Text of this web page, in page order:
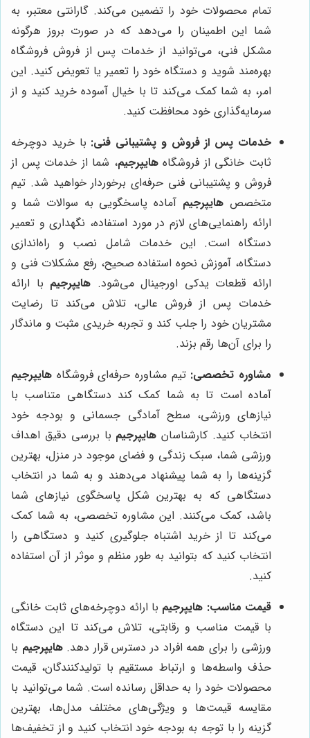
تمام محصولات خود را تضمین می‌کند. گارانتی معتبر، به
شما این اطمینان را می‌دهد که در صورت بروز هرگونه
مشکل فنی، می‌توانید از خدمات پس از فروش فروشگاه
بهره‌مند شوید و دستگاه خود را تعمیر یا تعویض کنید. این
امر، به شما کمک می‌کند تا با خیال آسوده خرید کنید و از
سرمایه‌گذاری خود محافظت کنید.
خدمات پس از فروش و پشتیبانی فنی: با خرید دوچرخه
ثابت خانگی از فروشگاههایپرجیم، شما از خدمات پس از
فروش و پشتیبانی فنی حرفه‌ای برخوردار خواهید شد. تیم
متخصص هایپرجیم آماده پاسخگویی به سوالات شما و
ارائه راهنمایی‌های لازم در مورد استفاده، نگهداری و تعمیر
دستگاه است. این خدمات شامل نصب و راه‌اندازی
دستگاه، آموزش نحوه استفاده صحیح، رفع مشکلات فنی و
ارائه قطعات یدکی اورجینال می‌شود. هایپرجیم با ارائه
خدمات پس از فروش عالی، تلاش می‌کند تا رضایت
مشتریان خود را جلب کند و تجربه خریدی مثبت و ماندگار
را برای آن‌ها رقم بزند.
مشاوره تخصصی: تیم مشاوره حرفه‌ای فروشگاه هایپرجیم
آماده است تا به شما کمک کند دستگاهی متناسب با
نیازهای ورزشی، سطح آمادگی جسمانی و بودجه خود
انتخاب کنید. کارشناسان هایپرجیم با بررسی دقیق اهداف
ورزشی شما، سبک زندگی و فضای موجود در منزل، بهترین
گزینه‌ها را به شما پیشنهاد می‌دهند و به شما در انتخاب
دستگاهی که به بهترین شکل پاسخگوی نیازهای شما
باشد، کمک می‌کنند. این مشاوره تخصصی، به شما کمک
می‌کند تا از خرید اشتباه جلوگیری کنید و دستگاهی را
انتخاب کنید که بتوانید به طور منظم و موثر از آن استفاده
کنید.
قیمت مناسب: هایپرجیم با ارائه دوچرخه‌های ثابت خانگی
با قیمت مناسب و رقابتی، تلاش می‌کند تا این دستگاه
ورزشی را برای همه افراد در دسترس قرار دهد.هایپرجیم با
حذف واسطه‌ها و ارتباط مستقیم با تولیدکنندگان، قیمت
محصولات خود را به حداقل رسانده است. شما می‌توانید با
مقایسه قیمت‌ها و ویژگی‌های مختلف مدل‌ها، بهترین
گزینه را با توجه به بودجه خود انتخاب کنید و از تخفیف‌ها